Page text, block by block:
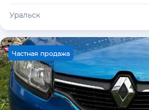
Уральск
Частная продажа